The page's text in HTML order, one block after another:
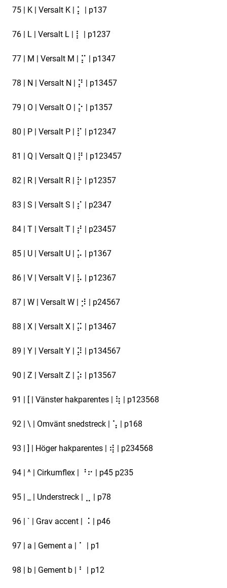
75 | K | Versalt K | ⡅ | p137
76 | L | Versalt L | ⡇ | p1237
77 | M | Versalt M | ⡍ | p1347
78 | N | Versalt N | ⡝ | p13457
79 | O | Versalt O | ⡕ | p1357
80 | P | Versalt P | ⡏ | p12347
81 | Q | Versalt Q | ⡟ | p123457
82 | R | Versalt R | ⡗ | p12357
83 | S | Versalt S | ⡎ | p2347
84 | T | Versalt T | ⡞ | p23457
85 | U | Versalt U | ⡥ | p1367
86 | V | Versalt V | ⡧ | p12367
87 | W | Versalt W | ⡺ | p24567
88 | X | Versalt X | ⡭ | p13467
89 | Y | Versalt Y | ⡽ | p134567
90 | Z | Versalt Z | ⡵ | p13567
91 | [ | Vänster hakparentes | ⢷ | p123568
92 | \ | Omvänt snedstreck | ⢡ | p168
93 | ] | Höger hakparentes | ⢾ | p234568
94 | ^ | Cirkumflex | ⠘⠖ | p45 p235
95 | _ | Understreck | ⣀ | p78
96 | ` | Grav accent | ⠨ | p46
97 | a | Gement a | ⠁ | p1
98 | b | Gement b | ⠃ | p12